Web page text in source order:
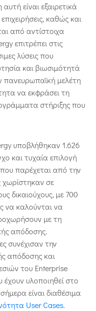
είναι εξαιρετικά
καθώς και
από αντίστοιχα
επιτρέπει στις
λύσεις που
και βιωσιμότητά
πανευρωπαϊκή μελέτη
να εκφράσει τη
στήριξης που
υποβλήθηκαν 1.626
και τυχαία επιλογή
παρέχεται από την
χωρίστηκαν σε
δικαιούχους, με 700
να καλούνται να
με τη
απόδοσης.
συνέχισαν την
απόδοσης και
του Enterprise
υλοποιηθεί στο
είναι διαθέσιμα
User Cases.